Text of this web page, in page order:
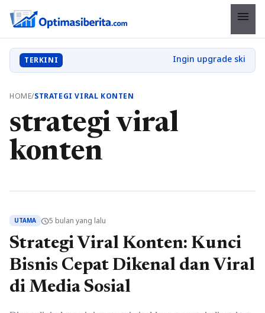
menu
TERKINI
HOME/STRATEGI VIRAL KONTEN
strategi viral
konten
UTAMA schedule5 bulan yang lalu
Strategi Viral Konten: Kunci
Bisnis Cepat Dikenal dan Viral
di Media Sosial